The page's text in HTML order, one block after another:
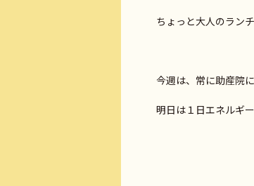
ちょっと大人のラン
今週は、常に助産院
明日は１日エネルギ